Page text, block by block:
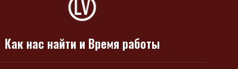
Как нас найти и Время работы